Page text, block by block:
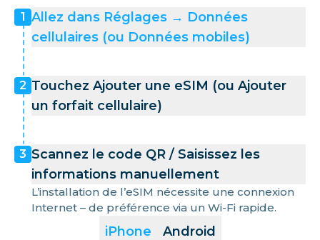
iPhone Android
1 Allez dans Réglages → Données
cellulaires (ou Données mobiles)
2 Touchez Ajouter une eSIM (ou Ajouter
un forfait cellulaire)
3 Scannez le code QR / Saisissez les
informations manuellement
L’installation de l’eSIM nécessite une connexion
Internet – de préférence via un Wi-Fi rapide.